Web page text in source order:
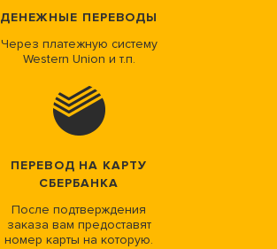
ДЕНЕЖНЫЕ ПЕРЕВОДЫ
Через платежную систему
Western Union и т.п.
ПЕРЕВОД НА КАРТУ
СБЕРБАНКА
После подтверждения
заказа вам предоставят
номер карты на которую.